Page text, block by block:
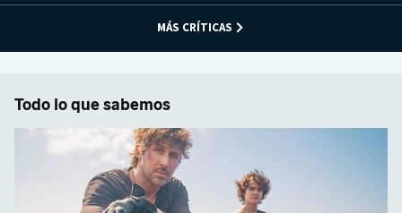
MÁS CRÍTICAS
Todo lo que sabemos